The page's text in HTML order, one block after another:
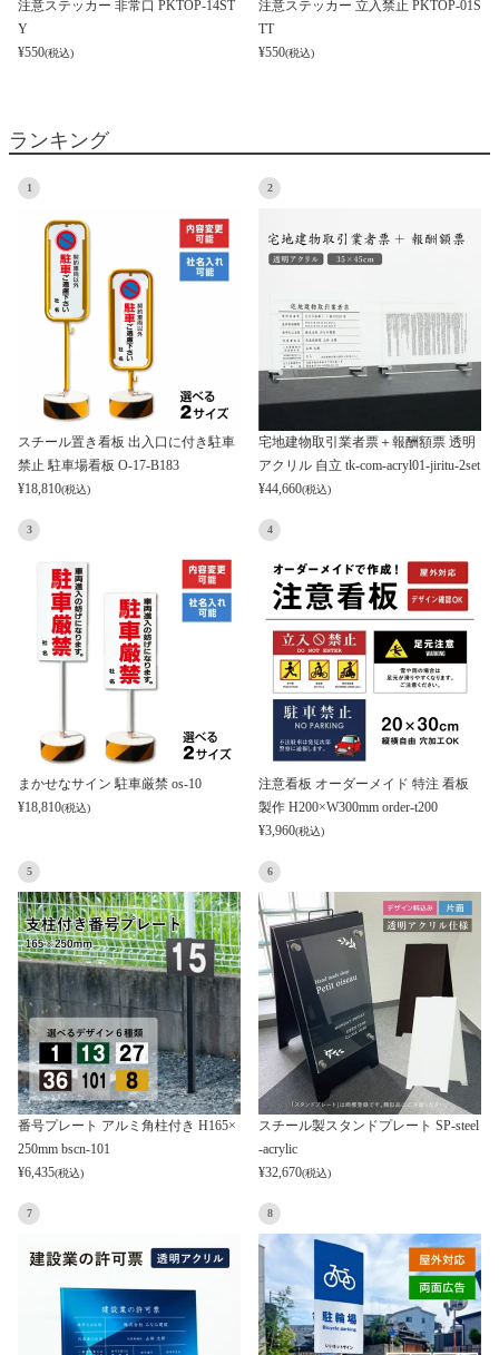
注意ステッカー 非常口 PKTOP-14ST
Y
¥550(税込)
注意ステッカー 立入禁止 PKTOP-01S
TT
¥550(税込)
ランキング
1
スチール置き看板 出入口に付き駐車
禁止 駐車場看板 O-17-B183
¥18,810(税込)
2
宅地建物取引業者票＋報酬額票 透明
アクリル 自立 tk-com-acryl01-jiritu-2set
¥44,660(税込)
3
まかせなサイン 駐車厳禁 os-10
¥18,810(税込)
4
注意看板 オーダーメイド 特注 看板
製作 H200×W300mm order-t200
¥3,960(税込)
5
番号プレート アルミ角柱付き H165×
250mm bscn-101
¥6,435(税込)
6
スチール製スタンドプレート SP-steel
-acrylic
¥32,670(税込)
7 8